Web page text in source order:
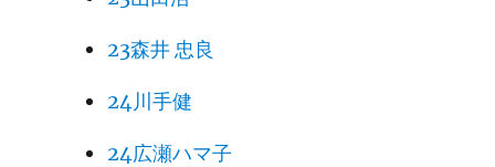
23森井 忠良
24川手健
24広瀬ハマ子